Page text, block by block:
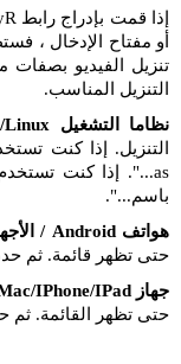
أو مفتاح الإدخال ،
تنزيل الفيديو بصفات
التنزيل المناسب.
نظاما التشغيل Windows/Linux:
باسم...".
هواتف Android / الأجهزة اللوحية:
حتى تظهر قائمة. ثم
جهاز Mac/IPhone/IPad:
حتى تظهر القائمة. ثم